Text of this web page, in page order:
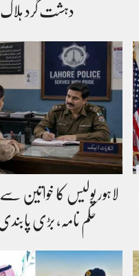
دہشت گرد ہلاک
لاہور پولیس کا خواتین
حکم نامہ، بڑی